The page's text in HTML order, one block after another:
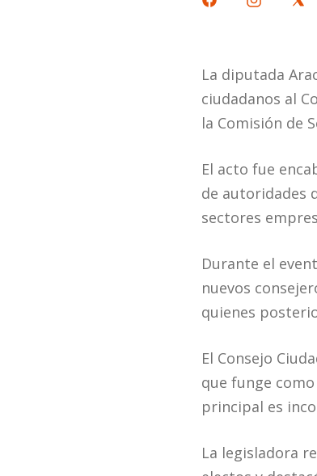
La diputada
ciudadanos al
la Comisión de
El acto fue
de autoridades
sectores
Durante el
nuevos
quienes
El Consejo
que funge
principal es
La legisladora